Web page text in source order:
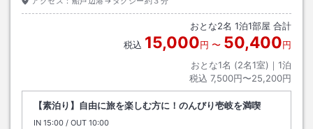
おとな2名 1泊1部屋 合計
税込 15,000円 〜 50,400円
おとな1名 (2名1室)｜ 1泊
税込 7,500円〜25,200円
【素泊り】自由に旅を楽しむ方に！のんびり壱岐を満喫
IN チェックイン
15:00 / OUT チェックアウト
10:00